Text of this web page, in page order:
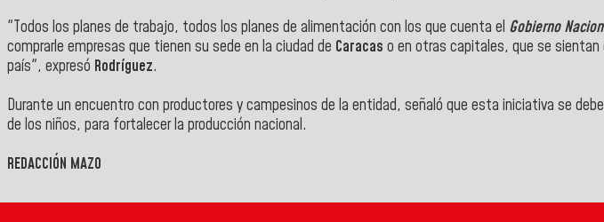
"Todos los planes de trabajo, todos los planes de alimentación con los que cuenta el Gobierno
comprarle empresas que tienen su sede en la ciudad de Caracas o en otras capitales, que se
país", expresó Rodríguez.
Durante un encuentro con productores y campesinos de la entidad, señaló que esta iniciativa se
de los niños, para fortalecer la producción nacional.
REDACCIÓN MAZO